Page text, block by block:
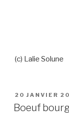
(c) Lalie Solune
PUBLIÉ
LE
20 JANVIER
Boeuf